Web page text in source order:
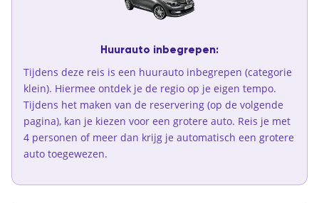
Huurauto inbegrepen:
Tijdens deze reis is een huurauto inbegrepen (categorie
klein). Hiermee ontdek je de regio op je eigen tempo.
Tijdens het maken van de reservering (op de volgende
pagina), kan je kiezen voor een grotere auto. Reis je met
4 personen of meer dan krijg je automatisch een grotere
auto toegewezen.